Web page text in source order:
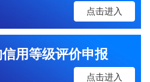
点击进入
用等级评价申报
点击进入